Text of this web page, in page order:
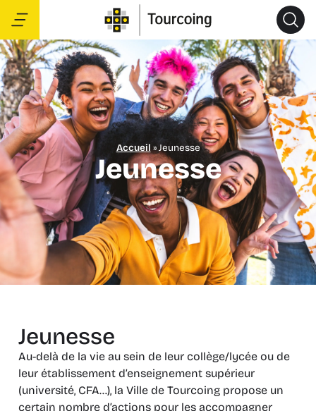
Accueil »Jeunesse
Jeunesse
Jeunesse
Au-delà de la vie au sein de leur collège/lycée ou de
leur établissement d’enseignement supérieur
(université, CFA…), la Ville de Tourcoing propose un
certain nombre d’actions pour les accompagner